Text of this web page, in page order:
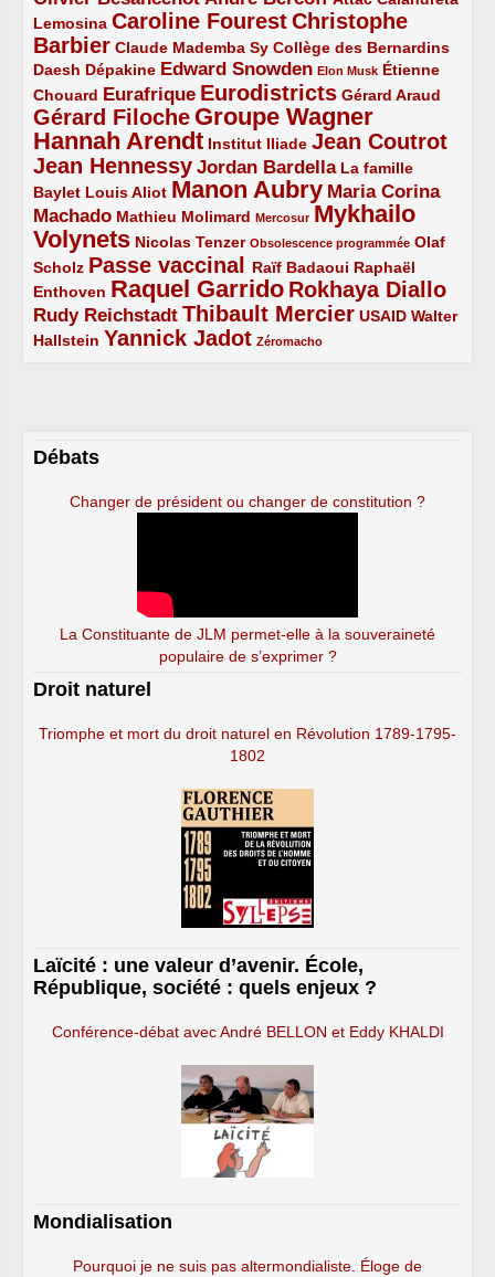
Lemosina
2/5 Caroline Fourest
4/5
Christophe
Barbier
4/5 Claude Mademba Sy
2/5 Collège des Bernardins
2/5
Daesh
2/5 Dépakine
2/5 Edward Snowden
3/5 Elon Musk
1/5
Étienne
Chouard
2/5 Eurafrique
3/5 Eurodistricts
4/5 Gérard Araud
2/5
Gérard Filoche
4/5 Groupe Wagner
5/5
Hannah Arendt
5/5 Institut Iliade
2/5 Jean Coutrot
4/5
Jean Hennessy
4/5 Jordan Bardella
3/5
La famille
Baylet
2/5 Louis Aliot
2/5 Manon Aubry
5/5
Maria Corina
Machado
3/5 Mathieu Molimard
2/5 Mercosur
1/5
Mykhailo
Volynets
5/5 Nicolas Tenzer
2/5 Obsolescence programmée
1/5
Olaf
Scholz
2/5 Passe vaccinal
4/5 Raïf Badaoui
2/5
Raphaël
Enthoven
2/5 Raquel Garrido
5/5 Rokhaya Diallo
4/5
Rudy Reichstadt
3/5 Thibault Mercier
4/5 USAID
2/5
Walter
Hallstein
2/5 Yannick Jadot
4/5 Zéromacho
1/5
Débats
Changer de président ou changer de constitution ?
La Constituante de JLM permet-elle à la souveraineté
populaire de s’exprimer ?
Droit naturel
Triomphe et mort du droit naturel en Révolution 1789-1795-
1802
Laïcité : une valeur d’avenir. École,
République, société : quels enjeux ?
Conférence-débat avec André BELLON et Eddy KHALDI
Mondialisation
Pourquoi je ne suis pas altermondialiste. Éloge de